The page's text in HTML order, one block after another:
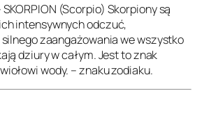
SKORPION (Scorpio) Skorpiony są
intensywnych odczuć,
zaangażowania we wszystko
dziury w całym. Jest to znak
wody. – znaku zodiaku.